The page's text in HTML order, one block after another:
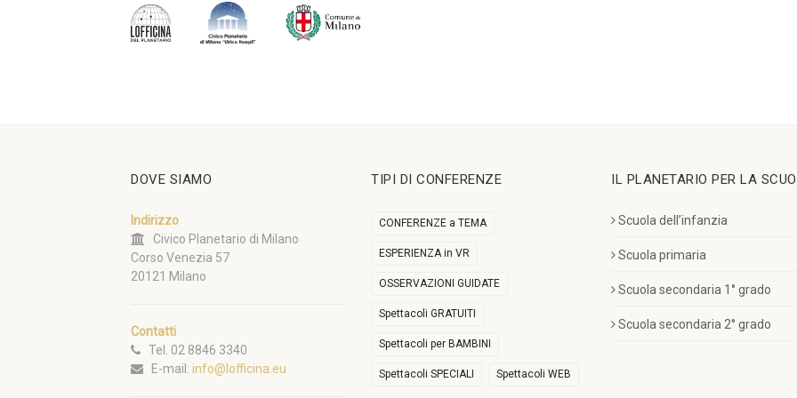
DOVE SIAMO
Indirizzo
Civico Planetario di Milano
Corso Venezia 57
20121 Milano
Contatti
Tel. 02 8846 3340
E-mail: info@lofficina.eu
TIPI DI CONFERENZE
CONFERENZE a TEMA
ESPERIENZA in VR
OSSERVAZIONI GUIDATE
Spettacoli GRATUITI
Spettacoli per BAMBINI
Spettacoli SPECIALI Spettacoli WEB
IL PLANETARIO PER LA
Scuola dell’infanzia
Scuola primaria
Scuola secondaria 1° grado
Scuola secondaria 2° grado